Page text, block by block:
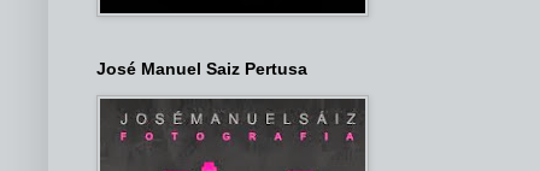
José Manuel Saiz Pertusa